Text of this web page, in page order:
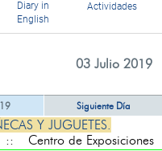
Diary in
English
Actividades
03 Julio 2019
Siguiente Día
Y JUGUETES.
Centro de Exposiciones